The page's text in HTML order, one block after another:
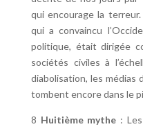
qui encourage la
qui a convaincu
politique, était dirigée
sociétés civiles à
diabolisation, les médias
tombent encore dans le
8 Huitième mythe :